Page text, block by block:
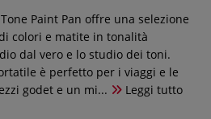
Paint Pan offre una selezione
colori e matite in tonalità
dal vero e lo studio dei toni.
è perfetto per i viaggi e le
godet e un mi...
Leggi tutto